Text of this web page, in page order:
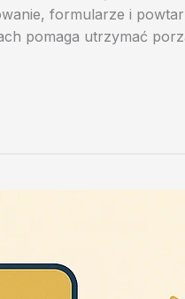
formularze i
pomaga utrzymać